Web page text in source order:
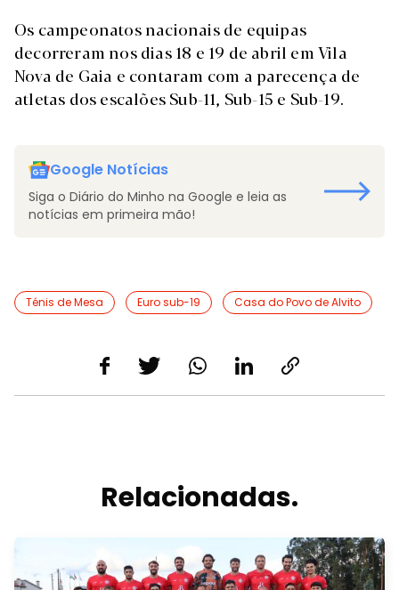
Os campeonatos nacionais de equipas
decorreram nos dias 18 e 19 de abril em Vila
Nova de Gaia e contaram com a parecença de
atletas dos escalões Sub-11, Sub-15 e Sub-19.
Google Notícias
Siga o Diário do Minho na Google e leia as
notícias em primeira mão!
Ténis de Mesa Euro sub-19 Casa do Povo de Alvito
Relacionadas.